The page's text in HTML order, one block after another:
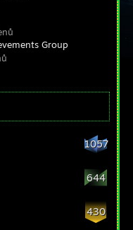
Group
1057
644
430